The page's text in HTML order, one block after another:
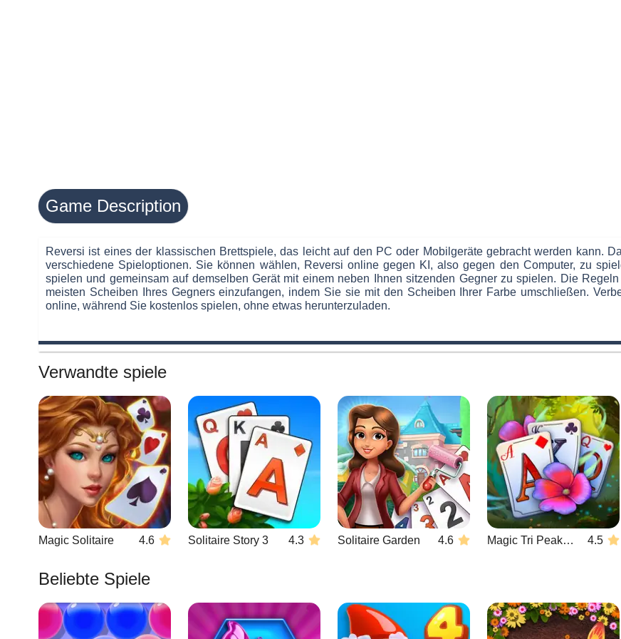
Game Description
Reversi ist eines der klassischen Brettspiele, das leicht auf den PC oder Mobilgeräte gebracht werden kann.
verschiedene Spieloptionen. Sie können wählen, Reversi online gegen KI, also gegen den Computer, zu
spielen und gemeinsam auf demselben Gerät mit einem neben Ihnen sitzenden Gegner zu spielen. Die
meisten Scheiben Ihres Gegners einzufangen, indem Sie sie mit den Scheiben Ihrer Farbe umschließen.
online, während Sie kostenlos spielen, ohne etwas herunterzuladen.
Verwandte spiele
Magic Solitaire 4.6 Solitaire Story 3 4.3 Solitaire Garden 4.6 Magic Tri Peaks Solitaire 4.5
Beliebte Spiele